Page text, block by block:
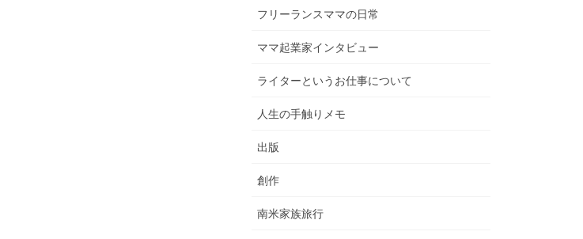
フリーランスママの日常
ママ起業家インタビュー
ライターというお仕事について
人生の手触りメモ
出版
創作
南米家族旅行